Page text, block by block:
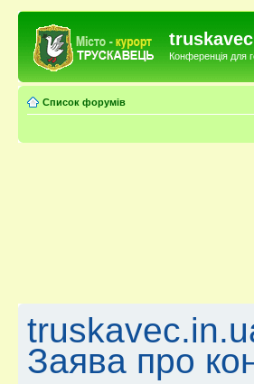
Конференція для
Список форумів
Заява про